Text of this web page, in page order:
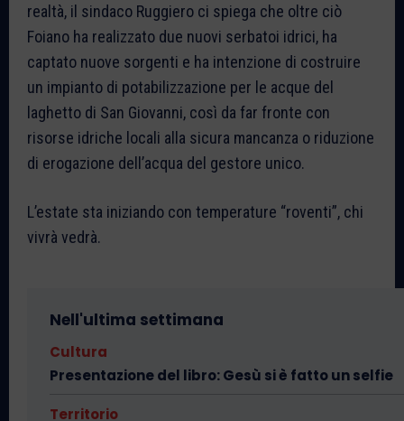
realtà, il sindaco Ruggiero ci spiega che oltre ciò
Foiano ha realizzato due nuovi serbatoi idrici, ha
captato nuove sorgenti e ha intenzione di costruire
un impianto di potabilizzazione per le acque del
laghetto di San Giovanni, così da far fronte con
risorse idriche locali alla sicura mancanza o riduzione
di erogazione dell’acqua del gestore unico.
L’estate sta iniziando con temperature “roventi”, chi
vivrà vedrà.
Nell'ultima settimana
Cultura
Presentazione del libro: Gesù si è fatto un selfie
Territorio